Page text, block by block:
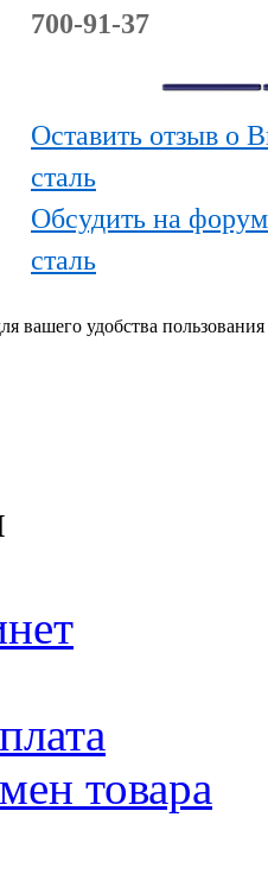
700-91-37
Оставить отзыв о
сталь
Обсудить на
сталь
вашего удобства
товара